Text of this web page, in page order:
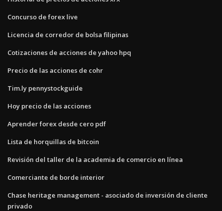
Concurso de forex live
Licencia de corredor de bolsa filipinas
Cotizaciones de acciones de yahoo hpq
Precio de las acciones de cohr
Tim.ly pennystockguide
Hoy precio de las acciones
Aprender forex desde cero pdf
Lista de horquillas de bitcoin
Revisión del taller de la academia de comercio en línea
Comerciante de borde interior
Chase heritage management - asociado de inversión de cliente
privado